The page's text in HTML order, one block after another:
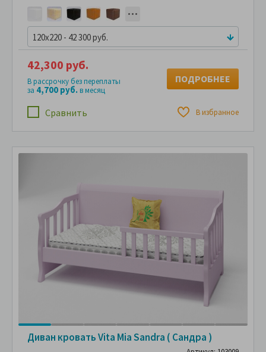
120x220 - 42 300 руб.
Сравнить В избранное
42,300 руб.
В рассрочку без переплаты
за 4,700 руб.в месяц
ПОДРОБНЕЕ
Диван кровать Vita Mia Sandra ( Сандра )